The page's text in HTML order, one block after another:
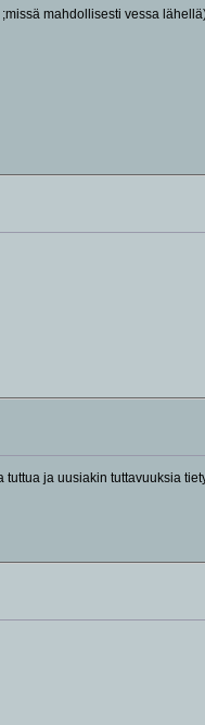
mahdollisesti vessa
tuttua ja uusiakin tuttavuuksia